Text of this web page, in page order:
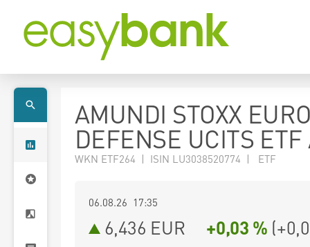
AMUNDI STOXX
DEFENSE UCITS ETF
WKN ETF264 | ISIN LU3038520774 | ETF
06.08.26 17:35
6,436 EUR +0,03 % (